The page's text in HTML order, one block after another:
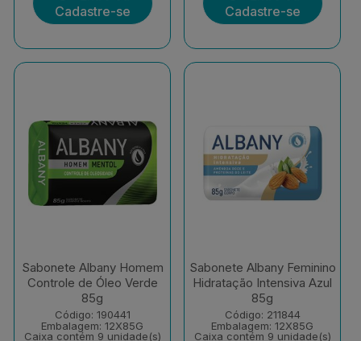
Cadastre-se
Cadastre-se
Sabonete Albany Homem
Controle de Óleo Verde
85g
Código: 190441
Embalagem: 12X85G
Caixa contém 9 unidade(s)
Sabonete Albany Feminino
Hidratação Intensiva Azul
85g
Código: 211844
Embalagem: 12X85G
Caixa contém 9 unidade(s)